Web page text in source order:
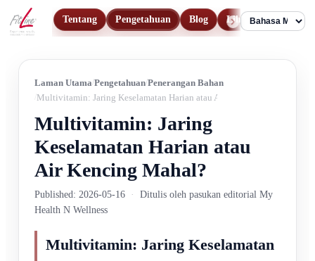
Tentang Pengetahuan Blog Lihat Produk
Language
Laman Utama Pengetahuan Penerangan Bahan
Multivitamin: Jaring Keselamatan Harian atau Air Kencing Mahal?
Multivitamin: Jaring
Keselamatan Harian atau
Air Kencing Mahal?
Published: 2026-05-16 ·
Ditulis oleh pasukan editorial My
Health N Wellness
Multivitamin: Jaring Keselamatan